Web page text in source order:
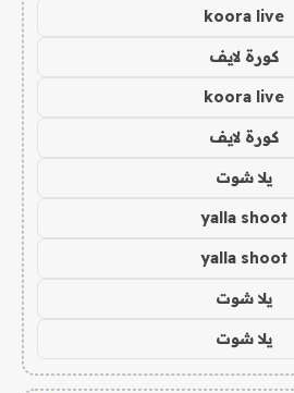
koora live
كورة لايف
koora live
كورة لايف
يلا شوت
yalla shoot
yalla shoot
يلا شوت
يلا شوت